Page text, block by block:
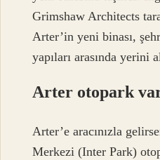
Grimshaw Architects
Arter’in yeni binası,
yapıları arasında yerini
Arter otopark
Arter’e aracınızla
Merkezi (Inter Park)